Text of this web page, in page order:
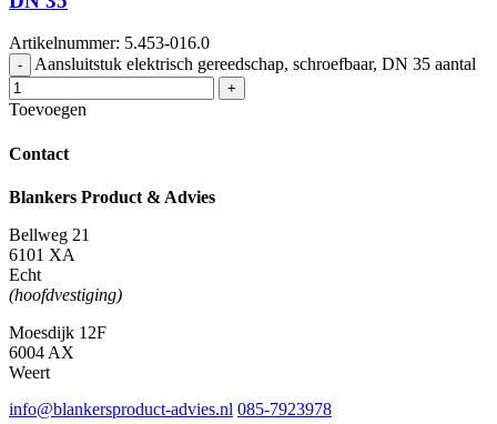
Artikelnummer: 5.453-016.0
- Aansluitstuk elektrisch gereedschap, schroefbaar, DN 35 aantal
+
Toevoegen
Contact
Blankers Product & Advies
Bellweg 21
6101 XA
Echt
(hoofdvestiging)
Moesdijk 12F
6004 AX
Weert
info@blankersproduct-advies.nl 085-7923978